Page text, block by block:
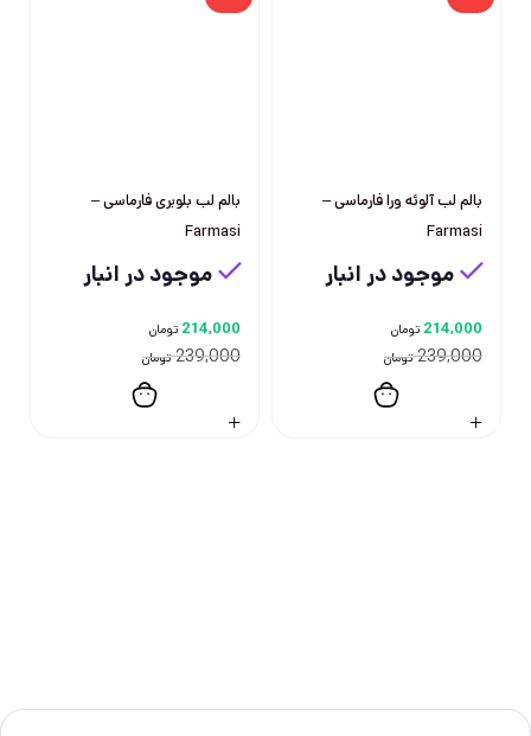
بالم لب آلوئه ورا فارماسی –
Farmasi
موجود در انبار
239,000 تومان
214,000 تومان
بالم لب بلوبری فارماسی –
Farmasi
موجود در انبار
239,000 تومان
214,000 تومان